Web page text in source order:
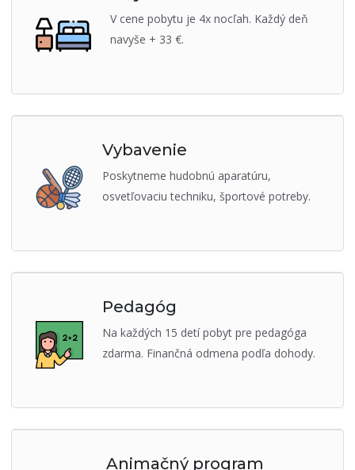
V cene pobytu je 4x nocľah. Každý deň
navyše + 33 €.
Vybavenie
Poskytneme hudobnú aparatúru,
osvetľovaciu techniku, športové potreby.
Pedagóg
Na každých 15 detí pobyt pre pedagóga
zdarma. Finančná odmena podľa dohody.
Animačný program